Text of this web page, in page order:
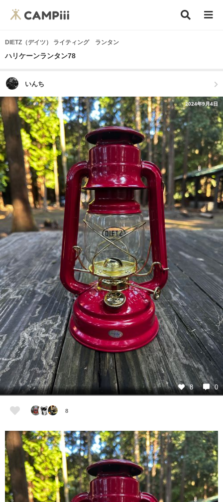
DIETZ（デイツ） ライティング ランタン
ハリケーンランタン78
いんち
2024年9月4日
8 0
8